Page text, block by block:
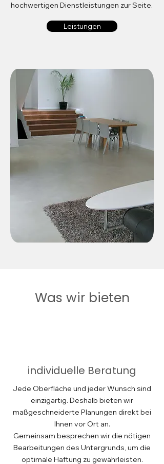
hochwertigen Dienstleistungen zur Seite.
Leistungen
Was wir bieten
individuelle Beratung
Jede Oberfläche und jeder Wunsch sind
einzigartig. Deshalb bieten wir
maßgeschneiderte Planungen direkt bei
Ihnen vor Ort an.
Gemeinsam besprechen wir die nötigen
Bearbeitungen des Untergrunds, um die
optimale Haftung zu gewährleisten.